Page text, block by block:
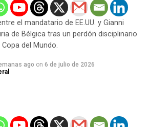
de sedes:La repentina
el sorteo del Mundial desde
el Centro Kennedy, un recinto bajo
de aliados políticos del
directa en el juego:
revertir la suspensión del delantero
Folarin Balogun en pleno torneo.
el mandatario de EE.UU. y Gianni
de Bélgica tras un perdón disciplinario
del Mundo.
ago on 6 de julio de 2026